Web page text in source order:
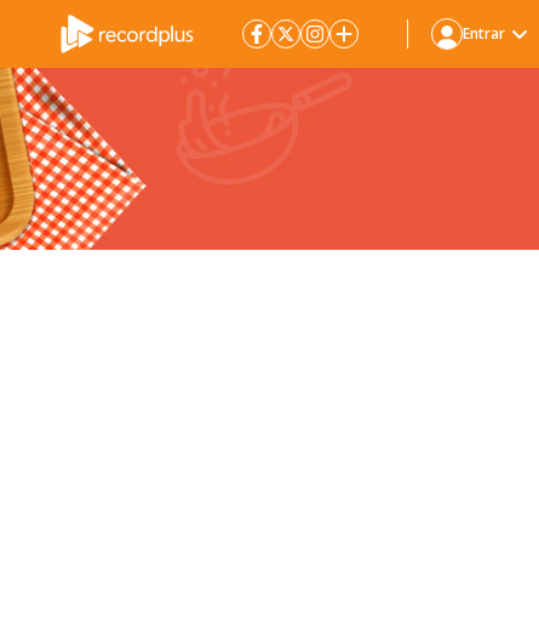
Entrar